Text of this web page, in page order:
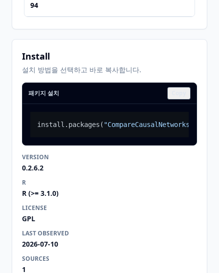
94
Install
설치 방법을 선택하고 바로 복사합니다.
패키지 설치
install.packages ( "CompareCausalNetworks"
VERSION
0.2.6.2
R
R (>= 3.1.0)
LICENSE
GPL
LAST OBSERVED
2026-07-10
SOURCES
1